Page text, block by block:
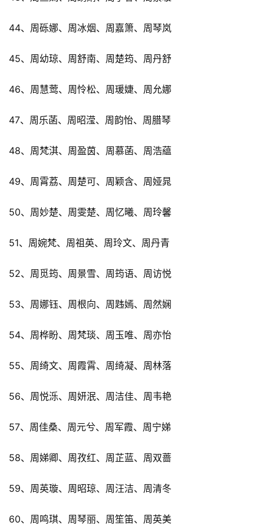
44、周砾娜、周冰烟、周嘉箫、周琴岚
45、周幼琼、周舒南、周楚筠、周丹舒
46、周慧莺、周怜松、周瑗婕、周允娜
47、周乐菡、周昭滢、周韵怡、周腊琴
48、周梵淇、周盈茵、周慕菡、周浩藴
49、周霄荔、周楚可、周颖含、周娅晁
50、周妙楚、周雯楚、周忆曦、周玲馨
51、周婉梵、周祖英、周玲文、周丹青
52、周觅筠、周景雪、周筠语、周访悦
53、周娜钰、周根向、周韪嫣、周然娴
54、周桦盼、周梵琰、周玉唯、周亦怡
55、周绮文、周霞霄、周绮凝、周林落
56、周悦泺、周妍泯、周洁佳、周韦艳
57、周佳桑、周元兮、周军霞、周宁娣
58、周娣卿、周孜红、周芷蓝、周双蔷
59、周英璇、周昭琼、周汪洁、周清冬
60、周鸣琪、周琴丽、周笙笛、周英美